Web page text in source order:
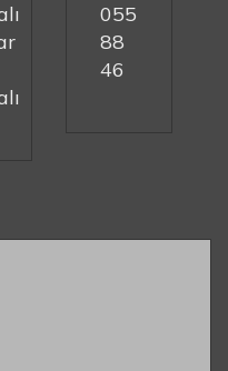
055
88
46